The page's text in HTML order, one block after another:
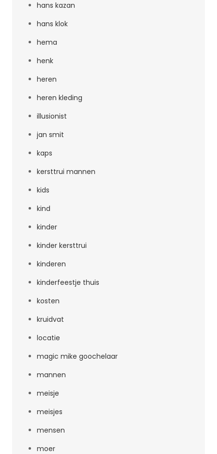
hans kazan
hans klok
hema
henk
heren
heren kleding
illusionist
jan smit
kaps
kersttrui mannen
kids
kind
kinder
kinder kersttrui
kinderen
kinderfeestje thuis
kosten
kruidvat
locatie
magic mike goochelaar
mannen
meisje
meisjes
mensen
moer